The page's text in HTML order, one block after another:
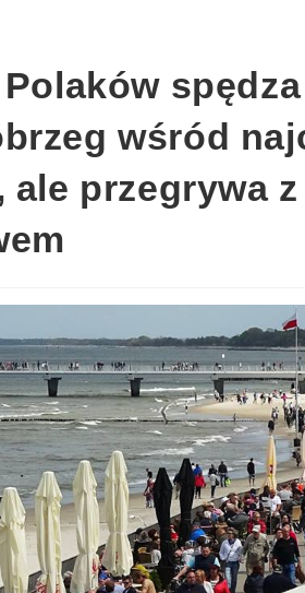
wśród
przegrywa z